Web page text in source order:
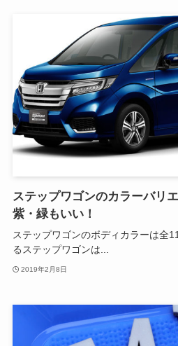
ステップワゴンのカラーバリ
紫・緑もいい！
ステップワゴンのボディカラーは全
るステップワゴンは...
2019年2月8日